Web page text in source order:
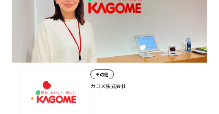
その他
カゴメ株式会社